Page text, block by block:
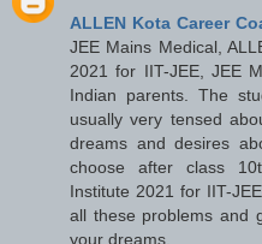
ALLEN Kota Career
JEE Mains Medical,
2021 for IIT-JEE, JEE
Indian parents. The
usually very tensed
dreams and desires
choose after class
Institute 2021 for IIT-
all these problems and
your dreams.